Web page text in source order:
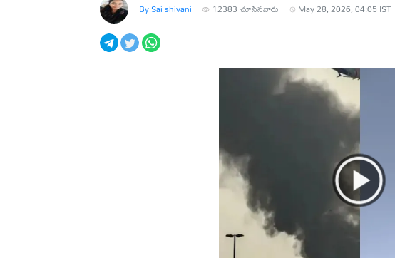
By Sai shivani 12383 చూసినవారు May 28, 2026, 04:05 IST